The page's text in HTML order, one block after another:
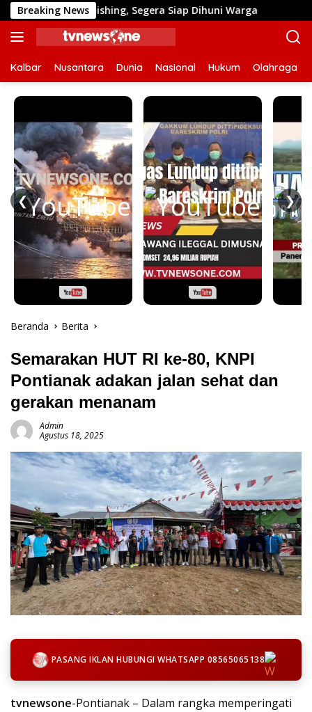
Langsung
ke
konten
Breaking News
Finishing, Segera Siap Dihuni Warga Dulu Sulit
Kalbar Nusantara Dunia Nasional Hukum Olahraga
❮ ❯
Beranda Berita
Semarakan HUT RI ke-80, KNPI
Pontianak adakan jalan sehat dan
gerakan menanam
Admin
Agustus 18, 2025
PASANG IKLAN HUBUNGI WHATSAPP 08565065138
tvnewsone-Pontianak – Dalam rangka memperingati